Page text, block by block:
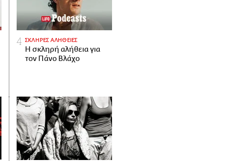
ΣΚΛΗΡΕΣ ΑΛΗΘΕΙΕΣ
H σκληρή αλήθεια για
τον Πάνο Βλάχο